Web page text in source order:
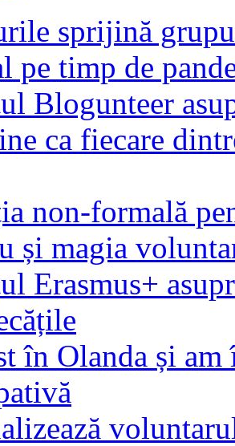
sprijină
pe timp de
Blogunteer
ca fiecare
non-formală
și magia
Erasmus+
în Olanda și am